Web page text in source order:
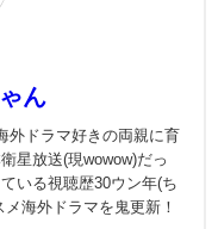
ん
外ドラマ好きの両親に育
星放送(現wowow)だっ
いる視聴歴30ウン年(ち
海外ドラマを鬼更新！